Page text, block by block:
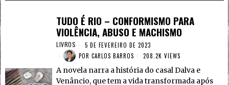
TUDO É RIO – CONFORMISMO PARA
VIOLÊNCIA, ABUSO E MACHISMO
LIVROS
5 DE FEVEREIRO DE 2023
POR CARLOS BARROS 208.2K VIEWS
A novela narra a história do casal Dalva e
Venâncio, que tem a vida transformada após